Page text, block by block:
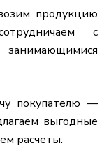
продукцию
с
покупателю —
выгодные
расчеты.